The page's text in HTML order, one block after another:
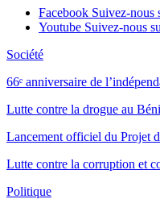
Facebook Suivez-nous
Youtube Suivez-nous
Société
66ᵉ anniversaire de
Lutte contre la drogue au
Lancement officiel du Projet
Lutte contre la corruption et
Politique